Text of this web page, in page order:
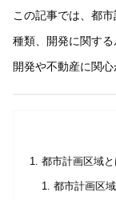
この記事では、都
種類、開発に関す
開発や不動産に関
都市計画区域
都市計画区